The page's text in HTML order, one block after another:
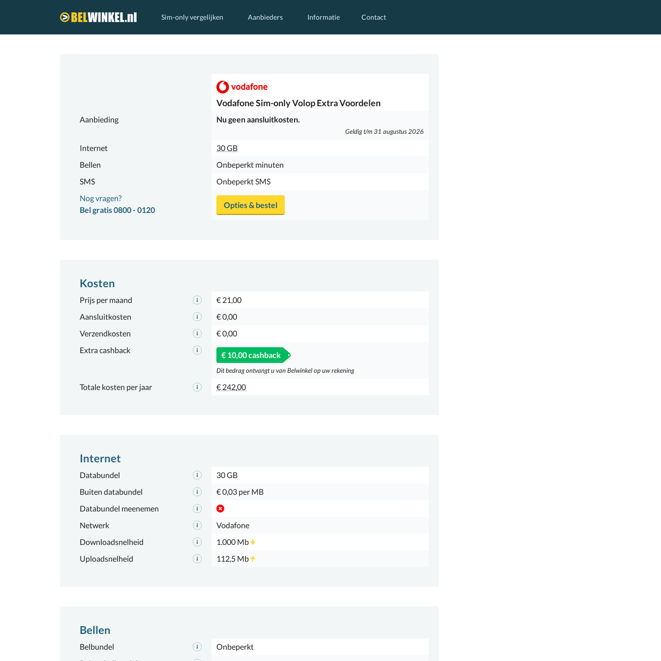
Sim-only vergelijken Aanbieders Informatie Contact
VodafoneSim-only Volop Extra Voordelen
Aanbieding Nu geen aansluitkosten.
Geldig t/m 31 augustus 2026
Internet
30 GB
Bellen
Onbeperkt minuten
SMS
Onbeperkt SMS
Nog vragen?
Bel gratis 0800 - 0120
Opties & bestel
Kosten
Prijs per maand
€ 21,00
Aansluitkosten
€ 0,00
Verzendkosten
€ 0,00
Extra cashback
€ 10,00 cashback
Dit bedrag ontvangt u van Belwinkel op uw rekening
Totale kosten per jaar € 242,00
Internet
Databundel
30 GB
Buiten databundel
€ 0,03 per MB
Databundel meenemen
Netwerk
Vodafone
Downloadsnelheid
1.000 Mb
Uploadsnelheid
112,5 Mb
Bellen
Belbundel
Onbeperkt